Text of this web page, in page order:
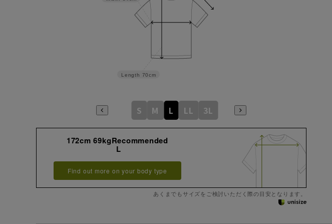
Length 70cm
S M L LL 3L
172cm 69kgRecommended
L
Find out more on your body type
あくまでもサイズをご検討いただく際の目安となります。